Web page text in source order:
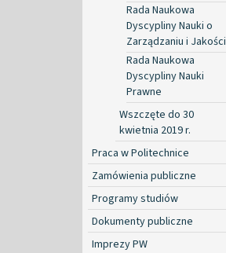
Rada Naukowa
Dyscypliny Nauki o
Zarządzaniu i Jakości
Rada Naukowa
Dyscypliny Nauki
Prawne
Wszczęte do 30
kwietnia 2019 r.
Praca w Politechnice
Zamówienia publiczne
Programy studiów
Dokumenty publiczne
Imprezy PW